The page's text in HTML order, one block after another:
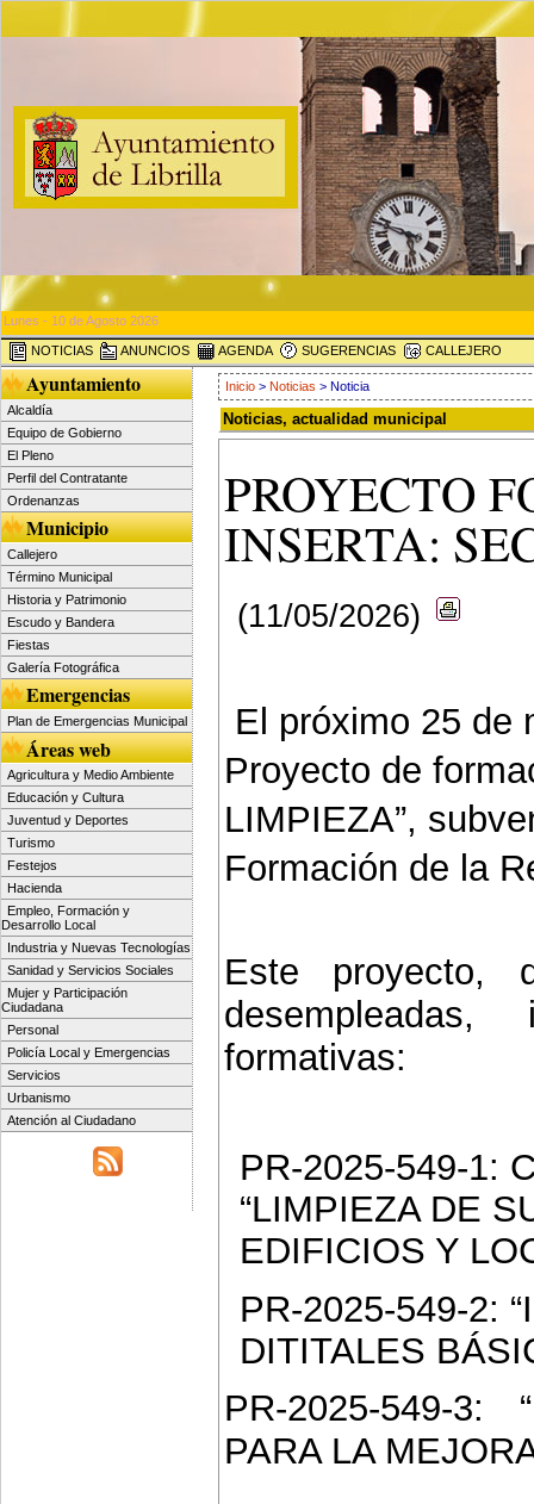
Lunes - 10 de Agosto 2026
NOTICIAS ANUNCIOS AGENDA SUGERENCIAS CALLEJERO
Ayuntamiento
Alcaldía
Equipo de Gobierno
El Pleno
Perfil del Contratante
Ordenanzas
Municipio
Callejero
Término Municipal
Historia y Patrimonio
Escudo y Bandera
Fiestas
Galería Fotográfica
Emergencias
Plan de Emergencias Municipal
Áreas web
Agricultura y Medio Ambiente
Educación y Cultura
Juventud y Deportes
Turismo
Festejos
Hacienda
Empleo, Formación y
Desarrollo Local
Industria y Nuevas Tecnologías
Sanidad y Servicios Sociales
Mujer y Participación
Ciudadana
Personal
Policía Local y Emergencias
Servicios
Urbanismo
Atención al Ciudadano
Inicio > Noticias > Noticia
Noticias, actualidad municipal
PROYECTO
INSERTA:
(11/05/2026)
El próximo 25 de
Proyecto de
LIMPIEZA”,
Formación de la
Este proyecto,
formativas:
PR-2025-549-1:
“LIMPIEZA DE
EDIFICIOS Y
PR-2025-549-2:
DITITALES
PR-2025-549-3:
PARA LA